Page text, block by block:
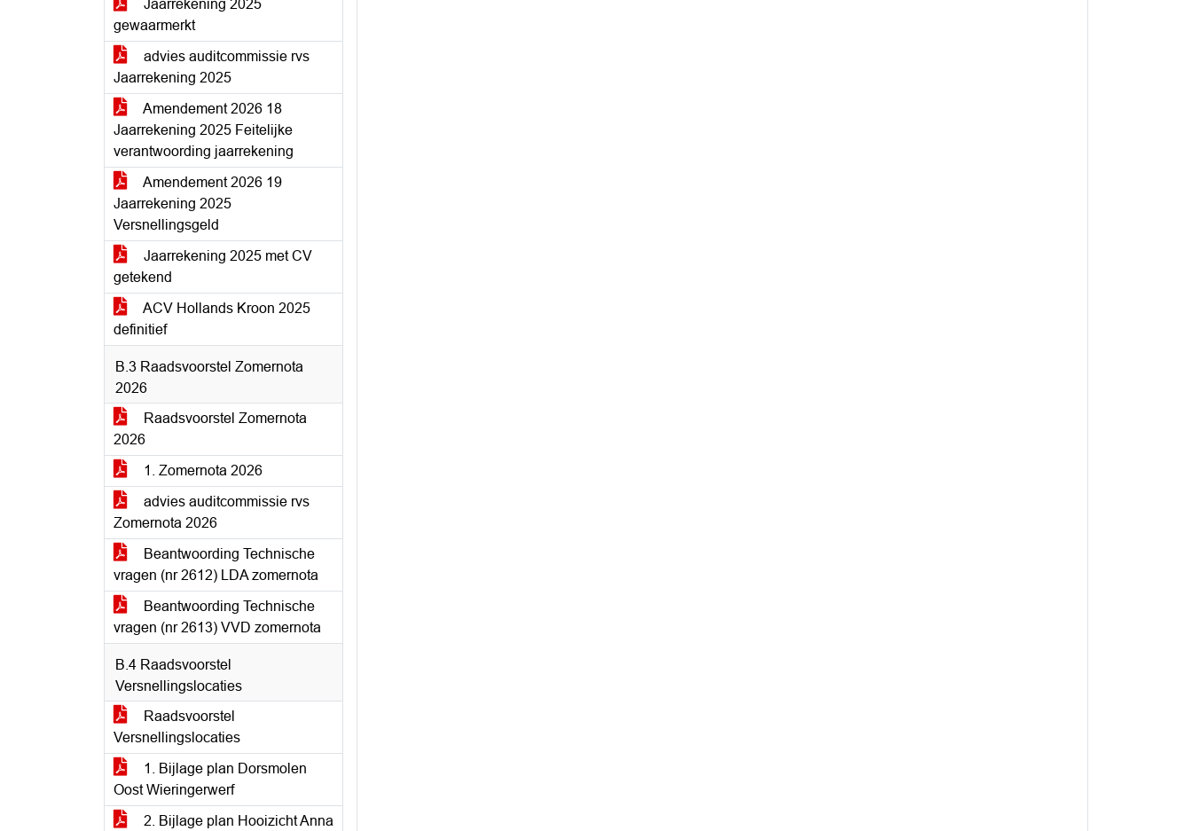
Jaarrekening 2025
gewaarmerkt
advies auditcommissie rvs
Jaarrekening 2025
Amendement 2026 18
Jaarrekening 2025 Feitelijke
verantwoording jaarrekening
Amendement 2026 19
Jaarrekening 2025
Versnellingsgeld
Jaarrekening 2025 met CV
getekend
ACV Hollands Kroon 2025
definitief
B.3 Raadsvoorstel Zomernota
2026
Raadsvoorstel Zomernota
2026
1. Zomernota 2026
advies auditcommissie rvs
Zomernota 2026
Beantwoording Technische
vragen (nr 2612) LDA zomernota
Beantwoording Technische
vragen (nr 2613) VVD zomernota
B.4 Raadsvoorstel
Versnellingslocaties
Raadsvoorstel
Versnellingslocaties
1. Bijlage plan Dorsmolen
Oost Wieringerwerf
2. Bijlage plan Hooizicht Anna